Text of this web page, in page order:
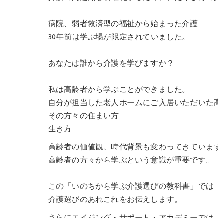
病院、弱者救済型の福祉から始まった介護
30年前は学ぶ場が限定されていました。
あなたは誰から介護を学びますか？
私は高齢者から学ぶことができました。
自分が担当した老人ホームにご入居いただいた
その方々の住まい方
生き方
高齢者の価値観、時代背景も変わってきていま
高齢者の方々から学ぶという意識が重要です。
この「いのちから学ぶ介護選びの教科書」では
介護選びのあれこれをお伝えします。